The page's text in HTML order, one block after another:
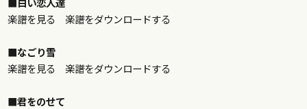
楽譜を見る
楽譜をダウンロードする
■なごり雪
楽譜を見る
楽譜をダウンロードする
■君をのせて